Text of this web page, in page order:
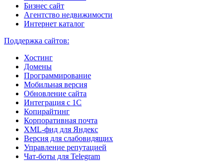
Бизнес сайт
Агентство недвижимости
Интернет каталог
Поддержка сайтов:
Хостинг
Домены
Программирование
Мобильная версия
Обновление сайта
Интеграция с 1С
Копирайтинг
Корпоративная почта
XML-фид для Яндекс
Версия для слабовидящих
Управление репутацией
Чат-боты для Telegram